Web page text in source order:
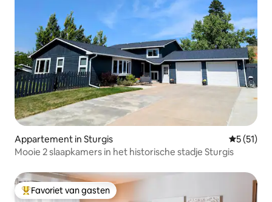
Appartement in Sturgis
5 (51)
Mooie 2 slaapkamers in het historische stadje Sturgis
Topfavoriet van gasten
Favoriet van gasten